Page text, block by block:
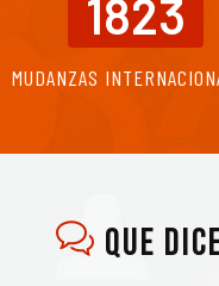
1823
MUDANZAS
Que